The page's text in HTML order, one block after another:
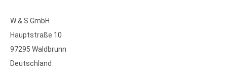
W & S GmbH
Hauptstraße 10
97295 Waldbrunn
Deutschland